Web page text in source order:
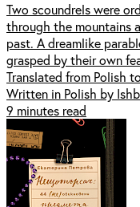
Two scoundrels were
through the mountains
past. A dreamlike
grasped by their own
Translated from Polish
Written in Polish by
9 minutes read